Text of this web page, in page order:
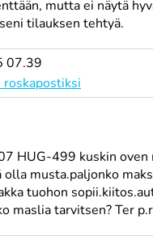
mutta ei näytä
tilauksen tehtyä.
07.39
HUG-499 kuskin oven
olla musta.paljonko
tuohon
maslia tarvitsen? Ter